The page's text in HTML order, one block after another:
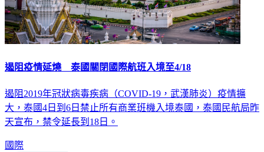
遏阻疫情延燒 泰國關閉國際航班入境至4/18
遏阻2019年冠狀病毒疾病（COVID-19，武漢肺炎）疫情擴
大，泰國4日到6日禁止所有商業班機入境泰國，泰國民航局昨
天宣布，禁令延長到18日。
國際